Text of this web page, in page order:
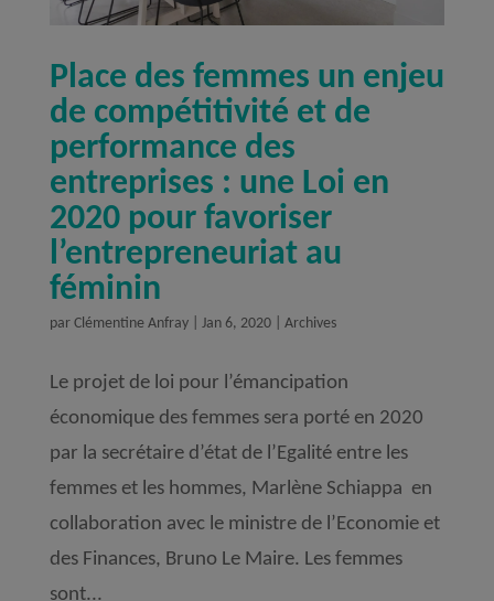
Place des femmes un enjeu
de compétitivité et de
performance des
entreprises : une Loi en
2020 pour favoriser
l’entrepreneuriat au
féminin
parClémentine Anfray| Jan 6, 2020| Archives
Le projet de loi pour l’émancipation
économique des femmes sera porté en 2020
par la secrétaire d’état de l’Egalité entre les
femmes et les hommes, Marlène Schiappa en
collaboration avec le ministre de l’Economie et
des Finances, Bruno Le Maire. Les femmes
sont...